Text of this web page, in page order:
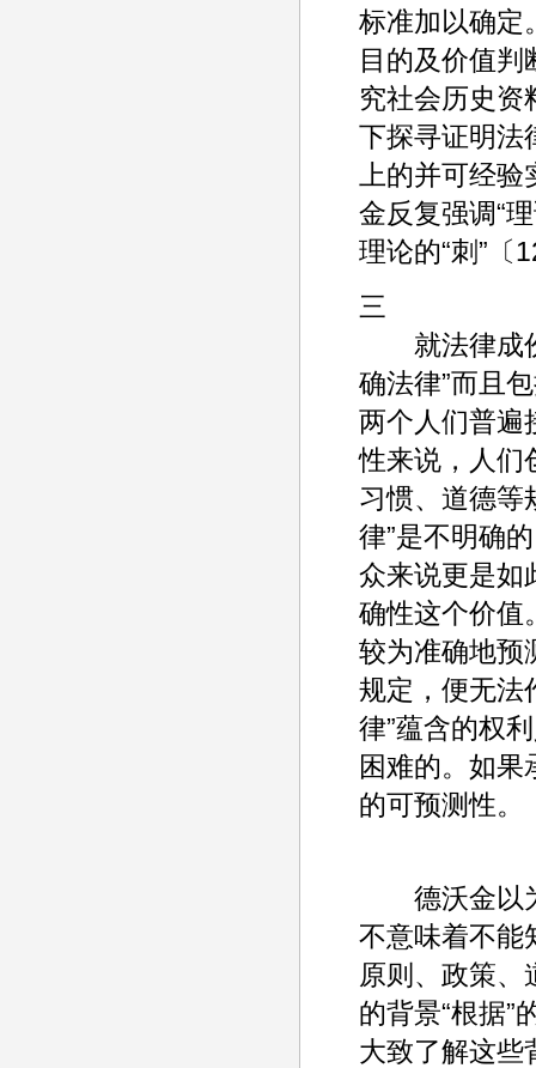
标准加以确定
目的及价值判
究社会历史资
下探寻证明法
上的并可经
金反复强调“
理论的“刺”〔
三
就法律成份
确法律”而且
两个人们普遍
性来说，人们
习惯、道德等
律”是不明确
众来说更是如
确性这个价值
较为准确地预
规定，便无法
律”蕴含的权
困难的。如果
的可预测性。
德沃金以为
不意味着不能
原则、政策、
的背景“根据”
大致了解这些